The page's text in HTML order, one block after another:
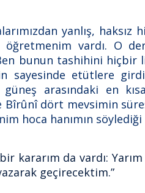
yanlış,
vardı. O
bunun tashihini
sayesinde etütlere
arasındaki en
Bîrûnî dört mevsimin
hoca hanımın
kararım da vardı:
geçirecektim.”